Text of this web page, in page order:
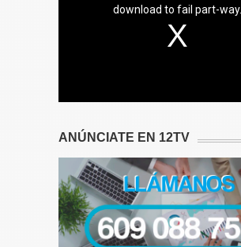
download to fail part-way.
ANÚNCIATE EN 12TV